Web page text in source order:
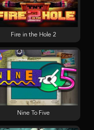
Fire in the Hole 2
Nine To Five